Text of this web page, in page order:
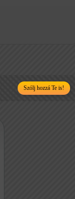
Szólj hozzá Te is!